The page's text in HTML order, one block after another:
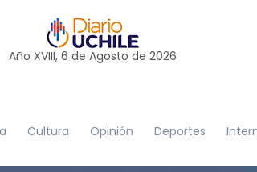
Año XVIII, 6 de Agosto de 2026
Cultura Opinión Deportes